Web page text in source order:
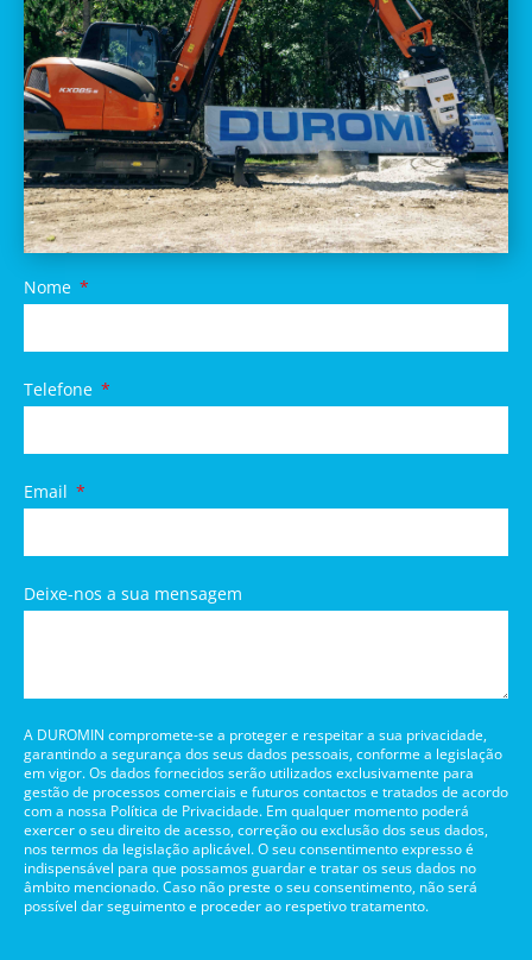
Nome
Telefone
Email
Deixe-nos a sua mensagem
A DUROMIN compromete-se a proteger e respeitar a sua privacidade,
garantindo a segurança dos seus dados pessoais, conforme a legislação
em vigor. Os dados fornecidos serão utilizados exclusivamente para
gestão de processos comerciais e futuros contactos e tratados de acordo
com a nossa Política de Privacidade. Em qualquer momento poderá
exercer o seu direito de acesso, correção ou exclusão dos seus dados,
nos termos da legislação aplicável. O seu consentimento expresso é
indispensável para que possamos guardar e tratar os seus dados no
âmbito mencionado. Caso não preste o seu consentimento, não será
possível dar seguimento e proceder ao respetivo tratamento.